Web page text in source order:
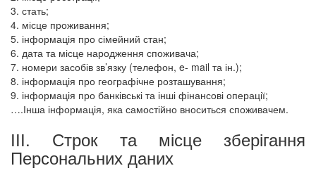
3. стать;
4. місце проживання;
5. інформація про сімейний стан;
6. дата та місце народження споживача;
7. номери засобів зв’язку (телефон, e- mail та ін.);
8. інформація про географічне розташування;
9. інформація про банківські та інші фінансові операції;
….Інша інформація, яка самостійно вноситься споживачем.
ІІІ. Строк та місце зберігання
Персональних даних